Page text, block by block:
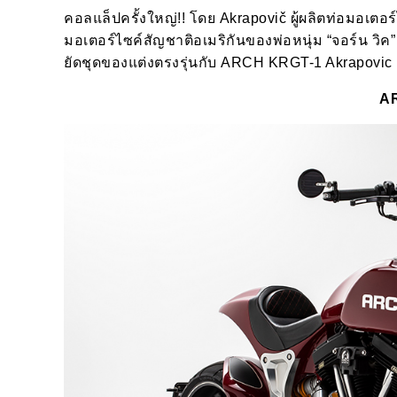
คอลแล็ปครั้งใหญ่!! โดย Akrapovič ผู้ผลิตท่อมอเตอ
มอเตอร์ไซค์สัญชาติอเมริกันของพ่อหนุ่ม “จอร์น วิ
ยัดชุดของแต่งตรงรุ่นกับ ARCH KRGT-1